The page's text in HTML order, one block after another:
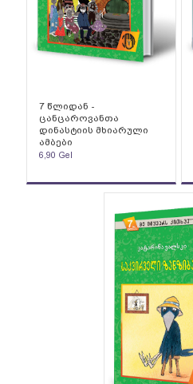
7 წლიდან -
ცანცაროვანთა
დინასტიის მხიარული
ამბები
6,90 Gel